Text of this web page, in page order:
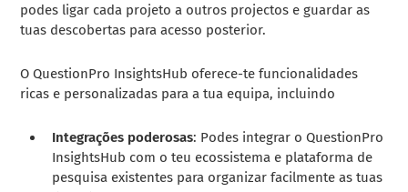
podes ligar cada projeto a outros projectos e guardar as
tuas descobertas para acesso posterior.
O QuestionPro InsightsHub oferece-te funcionalidades
ricas e personalizadas para a tua equipa, incluindo
Integrações poderosas: Podes integrar o QuestionPro
InsightsHub com o teu ecossistema e plataforma de
pesquisa existentes para organizar facilmente as tuas